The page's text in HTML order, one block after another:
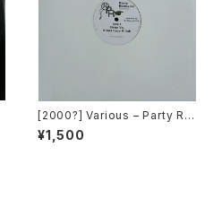
[2000?] Various – Party Re
mixers Volume 5 [OPR]
¥1,500